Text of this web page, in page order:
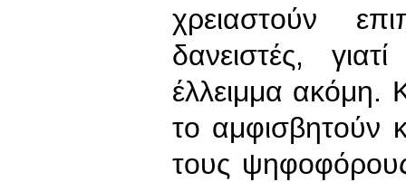
χρειαστούν
δανειστές,
έλλειμμα ακόμη.
το αμφισβητούν
τους